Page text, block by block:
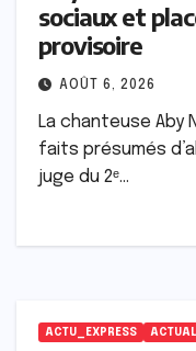
sociaux et
provisoire
AOÛT 6, 2026
La chanteuse Aby
faits présumés
juge du 2ᵉ…
ACTU_EXPRESS